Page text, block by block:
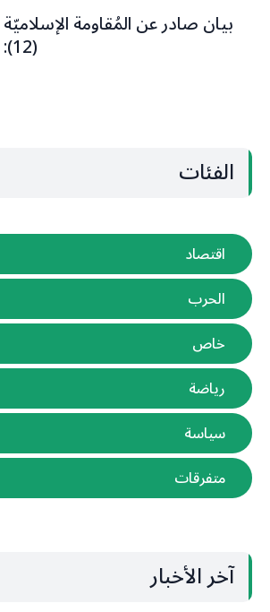
بيان صادر عن المُقاومة الإسلاميّة
(12):
الفئات
اقتصاد
الحرب
خاص
رياضة
سياسة
متفرقات
آخر الأخبار